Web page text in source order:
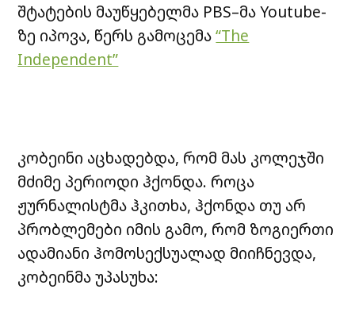
შტატების მაუწყებელმა PBS–მა Youtube-
ზე იპოვა, წერს გამოცემა“The
Independent”
კობეინი აცხადებდა, რომ მას კოლეჯში
მძიმე პერიოდი ჰქონდა. როცა
ჟურნალისტმა ჰკითხა, ჰქონდა თუ არ
პრობლემები იმის გამო, რომ ზოგიერთი
ადამიანი ჰომოსექსუალად მიიჩნევდა,
კობეინმა უპასუხა: